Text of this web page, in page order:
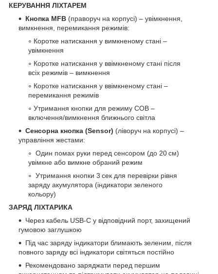
КЕРУВАННЯ ЛІХТАРЕМ
Кнопка МFВ (праворуч на корпусі) – увімкнення,
вимкнення, перемикання режимів:
Коротке натискання у вимкненому стані –
увімкнення
Коротке натискання у ввімкненому стані після
всіх режимів – вимкнення
Коротке натискання у ввімкненому стані –
перемикання режимів
Утримання кнопки для режиму COB –
включення/вимкнення ближнього світла
Сенсорна кнопка (Sensor) (ліворуч на корпусі) –
управління жестами:
Один помах руки перед сенсором (до 20 см)
увімкне або вимкне обраний режим
Утримання кнопки 3 сек для перевірки рівня
заряду акумулятора (індикатори зеленого
кольору)
ЗАРЯД ЛІХТАРИКА
Через кабель USB-C у відповідний порт, захищений
гумовою заглушкою
Під час заряду індикатори блимають зеленим, після
повного заряду всі індикатори світяться постійно
Рекомендовано заряджати перед першим